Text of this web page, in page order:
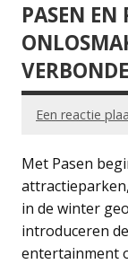
PASEN EN
Een reactie
Met Pasen
in de winter
introduceren
entertainment